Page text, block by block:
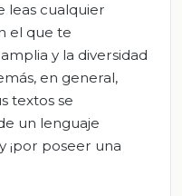
leas cualquier
el que te
y la diversidad
en general,
textos se
un lenguaje
¡por poseer una